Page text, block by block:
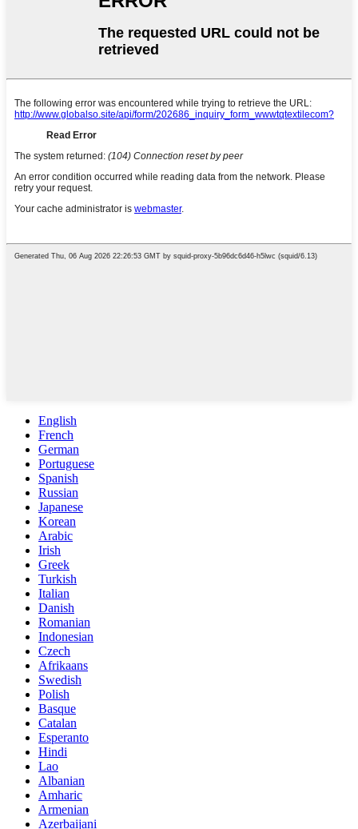
English
French
German
Portuguese
Spanish
Russian
Japanese
Korean
Arabic
Irish
Greek
Turkish
Italian
Danish
Romanian
Indonesian
Czech
Afrikaans
Swedish
Polish
Basque
Catalan
Esperanto
Hindi
Lao
Albanian
Amharic
Armenian
Azerbaijani